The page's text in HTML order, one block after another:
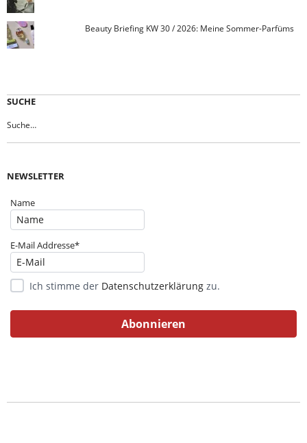
Beauty Briefing KW 30 / 2026: Meine Sommer-Parfüms
SUCHE
NEWSLETTER
Name
E-Mail Addresse*
Ich stimme der Datenschutzerklärung zu.